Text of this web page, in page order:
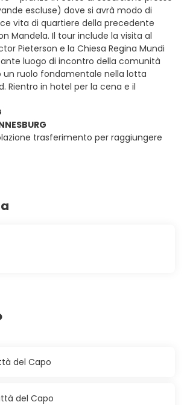
escluse) dove si avrà modo di
vita di quartiere della precedente
Mandela. Il tour include la visita al
Pieterson e la Chiesa Regina Mundi
luogo di incontro della comunità
un ruolo fondamentale nella lotta
Rientro in hotel per la cena e il
trasferimento per raggiungere
del Capo
del Capo